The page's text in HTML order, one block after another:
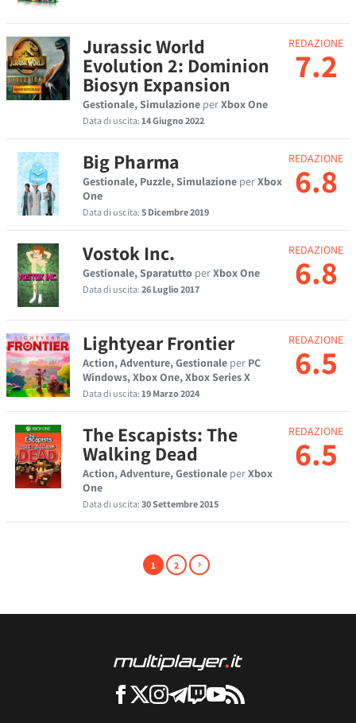
Jurassic World
Evolution 2: Dominion
Biosyn Expansion
Gestionale, Simulazione perXbox One
Data di uscita:14 Giugno 2022
REDAZIONE
7.2
Big Pharma
Gestionale, Puzzle, Simulazione perXbox
One
Data di uscita:5 Dicembre 2019
REDAZIONE
6.8
Vostok Inc.
Gestionale, Sparatutto perXbox One
Data di uscita:26 Luglio 2017
REDAZIONE
6.8
Lightyear Frontier
Action, Adventure, Gestionale per PC
Windows, Xbox One, Xbox Series X
Data di uscita:19 Marzo 2024
REDAZIONE
6.5
The Escapists: The
Walking Dead
Action, Adventure, Gestionale perXbox
One
Data di uscita:30 Settembre 2015
REDAZIONE
6.5
1 2